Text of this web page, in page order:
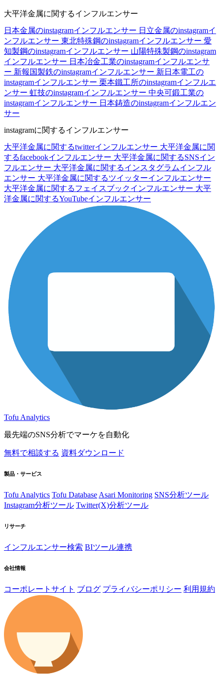
大平洋金属に関するインフルエンサー
日本金属のinstagramインフルエンサー 日立金属のinstagramイ
ンフルエンサー 東北特殊鋼のinstagramインフルエンサー 愛
知製鋼のinstagramインフルエンサー 山陽特殊製鋼のinstagram
インフルエンサー 日本冶金工業のinstagramインフルエンサ
ー 新報国製鉄のinstagramインフルエンサー 新日本電工の
instagramインフルエンサー 栗本鐵工所のinstagramインフルエ
ンサー 虹技のinstagramインフルエンサー 中央可鍛工業の
instagramインフルエンサー 日本鋳造のinstagramインフルエン
サー
instagramに関するインフルエンサー
大平洋金属に関するtwitterインフルエンサー 大平洋金属に関
するfacebookインフルエンサー 大平洋金属に関するSNSイン
フルエンサー 大平洋金属に関するインスタグラムインフル
エンサー 大平洋金属に関するツイッターインフルエンサー
大平洋金属に関するフェイスブックインフルエンサー 大平
洋金属に関するYouTubeインフルエンサー
Tofu Analytics
最先端のSNS分析でマーケを自動化
無料で相談する 資料ダウンロード
製品・サービス
Tofu Analytics Tofu Database Asari Monitoring SNS分析ツール
Instagram分析ツール Twitter(X)分析ツール
リサーチ
インフルエンサー検索 BIツール連携
会社情報
コーポレートサイト ブログ プライバシーポリシー 利用規約